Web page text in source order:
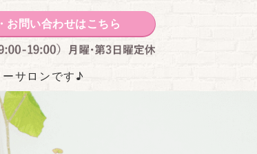
するべっぴんさん｜石川
サロンです♪
お問い合わせはこちら